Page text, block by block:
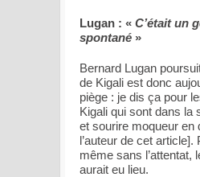
Lugan : « C’était un
spontané »
Bernard Lugan
de Kigali est donc
piège : je dis ça pour
Kigali qui sont dans la
et sourire moqueur en
l’auteur de cet article].
même sans l’attentat,
aurait eu lieu.